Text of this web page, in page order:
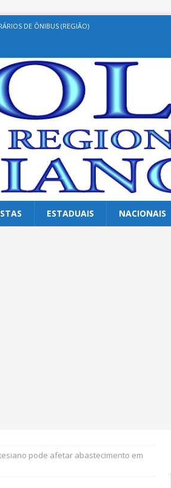
DE ÔNIBUS (REGIÃO)
ESTADUAIS NACIONAIS
pode afetar abastecimento em